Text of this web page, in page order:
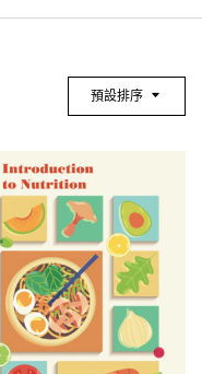
預設排序